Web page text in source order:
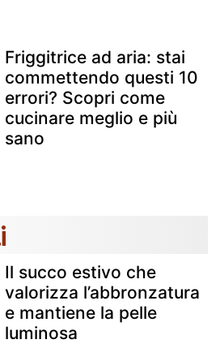
Friggitrice ad aria: stai
commettendo questi 10
errori? Scopri come
cucinare meglio e più
sano
Il succo estivo che
valorizza l’abbronzatura
e mantiene la pelle
luminosa